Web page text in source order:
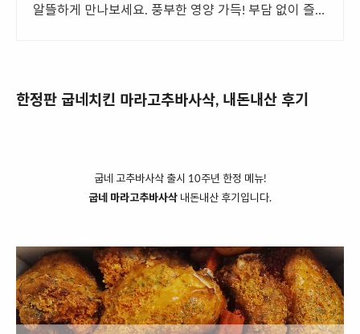
알뜰하게 만나보세요. 풍부한 영양 가득! 부담 없이 즐기
한정판 굽네치킨 마라고추바사삭, 내돈내산 후기
굽네 고추바사삭 출시 10주년 한정 메뉴!
굽네 마라고추바사삭 내돈내산 후기입니다.